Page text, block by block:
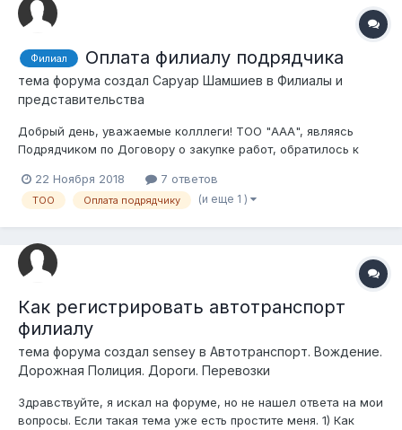
Филиал Оплата филиалу подрядчика
тема форума создал Саруар Шамшиев в Филиалы и
представительства
Добрый день, уважаемые колллеги! ТОО "ААА", являясь
Подрядчиком по Договору о закупке работ, обратилось к
предназначенных ТОО "ААА", расчётный счёт филиала ТОО
"ААА". Вместе с тем, условиями Договора определено, что
22 Ноября 2018 7 ответов
ТОО Оплата подрядчику (и еще 1 )
Как регистрировать автотранспорт
филиалу
тема форума создал sensey в Автотранспорт. Вождение.
Дорожная Полиция. Дороги. Перевозки
Здравствуйте, я искал на форуме, но не нашел ответа на мои
вопросы. Если такая тема уже есть простите меня. 1) Как